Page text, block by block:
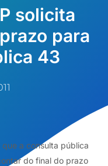
solicita
para
43
que a consulta pública
do final do prazo